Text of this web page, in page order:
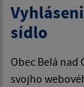
sídlo
Obec Belá
svojho